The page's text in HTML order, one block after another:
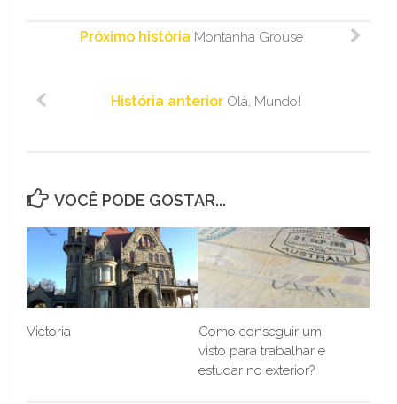
Próximo história Montanha Grouse
História anterior Olá, Mundo!
VOCÊ PODE GOSTAR...
Victoria
Como conseguir um
visto para trabalhar e
estudar no exterior?